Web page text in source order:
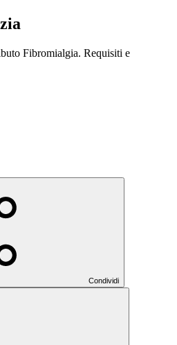
Fibromialgia. Requisiti e
Condividi